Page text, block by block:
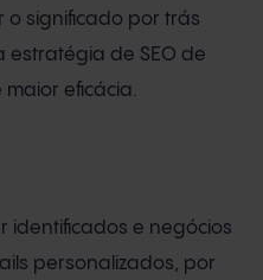
o significado por trás
estratégia de SEO de
maior eficácia.
identificados e negócios
personalizados, por